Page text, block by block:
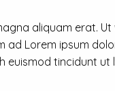
aliquam erat.
ad Lorem ipsum
euismod tincidunt